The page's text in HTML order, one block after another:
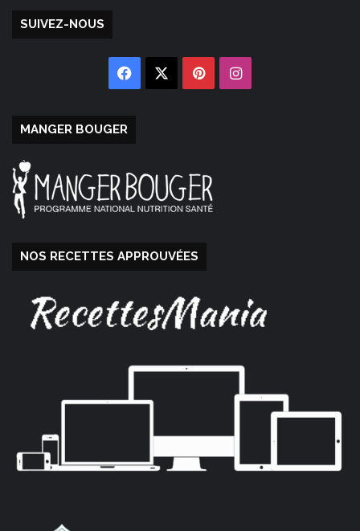
SUIVEZ-NOUS
Facebook PinterestInstagram
MANGER BOUGER
NOS RECETTES APPROUVÉES